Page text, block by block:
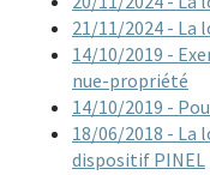
21/11/2024 - La
14/10/2019 -
nue-propriété
14/10/2019 -
18/06/2018 - La
dispositif PINEL